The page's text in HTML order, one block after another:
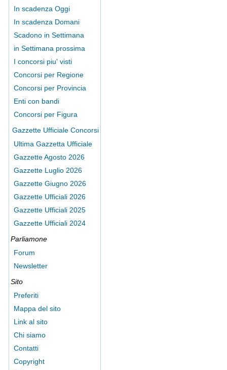
In scadenza Oggi
In scadenza Domani
Scadono in Settimana
in Settimana prossima
I concorsi piu' visti
Concorsi per Regione
Concorsi per Provincia
Enti con bandi
Concorsi per Figura
Gazzette Ufficiale Concorsi
Ultima Gazzetta Ufficiale
Gazzette Agosto 2026
Gazzette Luglio 2026
Gazzette Giugno 2026
Gazzette Ufficiali 2026
Gazzette Ufficiali 2025
Gazzette Ufficiali 2024
Parliamone
Forum
Newsletter
Sito
Preferiti
Mappa del sito
Link al sito
Chi siamo
Contatti
Copyright